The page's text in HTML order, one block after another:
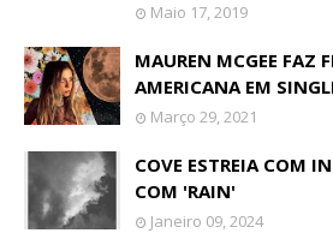
Maio 17, 2019
MAUREN MCGEE FAZ
AMERICANA EM
Março 29, 2021
COVE ESTREIA COM
COM 'RAIN'
Janeiro 09, 2024